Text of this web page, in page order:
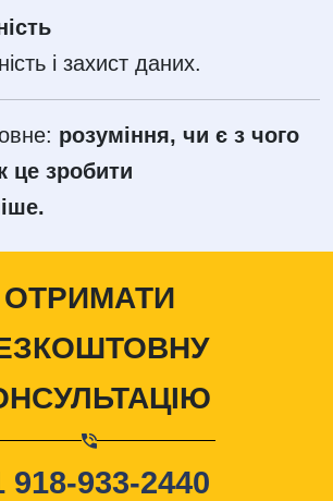
і захист даних.
розуміння, чи є з чого
це зробити
ОТРИМАТИ
918-933-2440